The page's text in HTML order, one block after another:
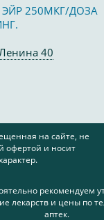
250МКГ/ДОЗА
40
на сайте, не
офертой и носит
рекомендуем
лекарств и цены по
аптек.